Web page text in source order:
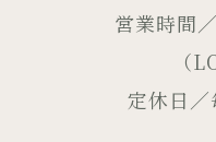
営業時間
（
定休日／